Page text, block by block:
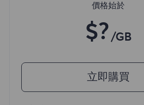
價格始於
$? /GB
立即購買